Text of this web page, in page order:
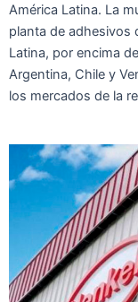
América Latina. La
planta de adhesivos
Latina, por encima
Argentina, Chile y
los mercados de la